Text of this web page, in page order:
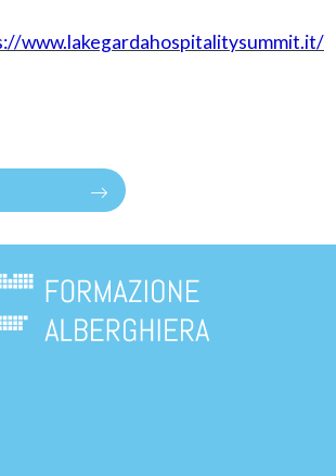
www.lakegardahospitalitysummit.it/